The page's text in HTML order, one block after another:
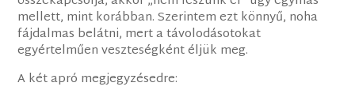
mellett, mint korábban. Szerintem ezt könnyű, noha
fájdalmas belátni, mert a távolodásotokat
egyértelműen veszteségként éljük meg.
A két apró megjegyzésedre: